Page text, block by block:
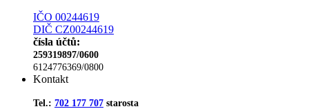
IČO 00244619
DIČ CZ00244619
čísla účtů:
259319897/0600
6124776369/0800
Kontakt
Tel.: 702 177 707 starosta